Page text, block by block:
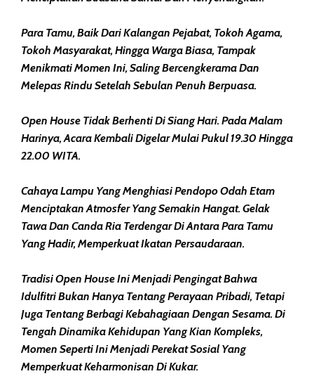
Para Tamu, Baik Dari Kalangan Pejabat, Tokoh Agama,
Tokoh Masyarakat, Hingga Warga Biasa, Tampak
Menikmati Momen Ini, Saling Bercengkerama Dan
Melepas Rindu Setelah Sebulan Penuh Berpuasa.
Open House Tidak Berhenti Di Siang Hari. Pada Malam
Harinya, Acara Kembali Digelar Mulai Pukul 19.30 Hingga
22.00 WITA.
Cahaya Lampu Yang Menghiasi Pendopo Odah Etam
Menciptakan Atmosfer Yang Semakin Hangat. Gelak
Tawa Dan Canda Ria Terdengar Di Antara Para Tamu
Yang Hadir, Memperkuat Ikatan Persaudaraan.
Tradisi Open House Ini Menjadi Pengingat Bahwa
Idulfitri Bukan Hanya Tentang Perayaan Pribadi, Tetapi
Juga Tentang Berbagi Kebahagiaan Dengan Sesama. Di
Tengah Dinamika Kehidupan Yang Kian Kompleks,
Momen Seperti Ini Menjadi Perekat Sosial Yang
Memperkuat Keharmonisan Di Kukar.